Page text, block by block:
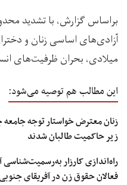
براساس گزارش، با تشدید
آزادی‌های اساسی زنان و
میلادی، بحران ظرفیت‌های
این مطالب هم توصیه می‌شود:
زنان معترض خواستار توجه
زیر حاکمیت طالبان شدند
راه‌اندازی کارزار
فعالان حقوق زن در آفریقای